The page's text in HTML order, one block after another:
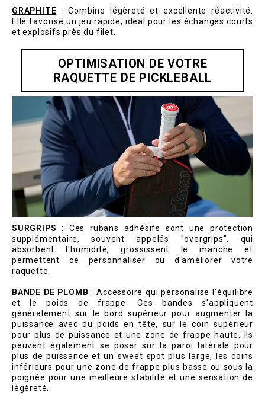
GRAPHITE : Combine légèreté et excellente réactivité.
Elle favorise un jeu rapide, idéal pour les échanges courts
et explosifs près du filet.
OPTIMISATION DE VOTRE
RAQUETTE DE PICKLEBALL
SURGRIPS : Ces rubans adhésifs sont une protection
supplémentaire, souvent appelés "overgrips", qui
absorbent l'humidité, grossissent le manche et
permettent de personnaliser ou d'améliorer votre
raquette.
BANDE DE PLOMB : Accessoire qui personalise l'équilibre
et le poids de frappe. Ces bandes s'appliquent
généralement sur le bord supérieur pour augmenter la
puissance avec du poids en tête, sur le coin supérieur
pour plus de puissance et une zone de frappe haute. Ils
peuvent également se poser sur la paroi latérale pour
plus de puissance et un sweet spot plus large, les coins
inférieurs pour une zone de frappe plus basse ou sous la
poignée pour une meilleure stabilité et une sensation de
légèreté.